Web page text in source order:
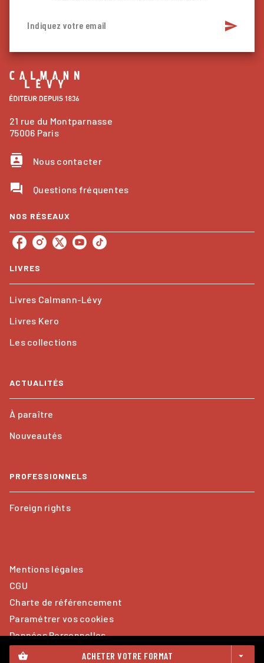
shopping_basket ACHETER VOTRE FORMAT arrow_drop_down
Indiquez votre email send
21 rue du Montparnasse
75006 Paris
contacts Nous contacter
question_answer Questions fréquentes
NOS RÉSEAUX
LIVRES
Livres Calmann-Lévy
Livres Kero
Les collections
ACTUALITÉS
À paraître
Nouveautés
PROFESSIONNELS
Foreign rights
Mentions légales
CGU
Charte de référencement
Paramétrer vos cookies
Données Personnelles